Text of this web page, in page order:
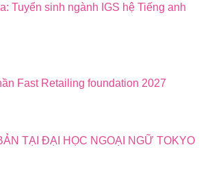
Tuyển sinh ngành IGS hệ Tiếng anh
Fast Retailing foundation 2027
TẠI ĐẠI HỌC NGOẠI NGỮ TOKYO